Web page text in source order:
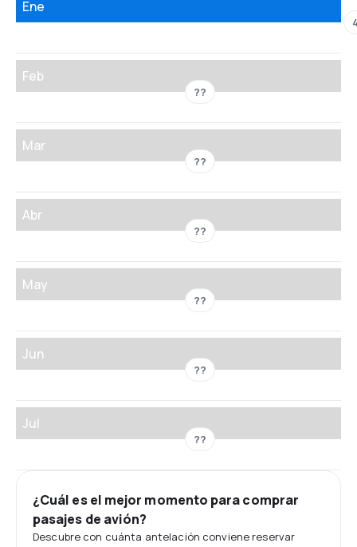
Ene
Feb
??
Mar
??
Abr
??
May
??
Jun
??
Jul
??
¿Cuál es el mejor momento para comprar
pasajes de avión?
Descubre con cuánta antelación conviene reservar